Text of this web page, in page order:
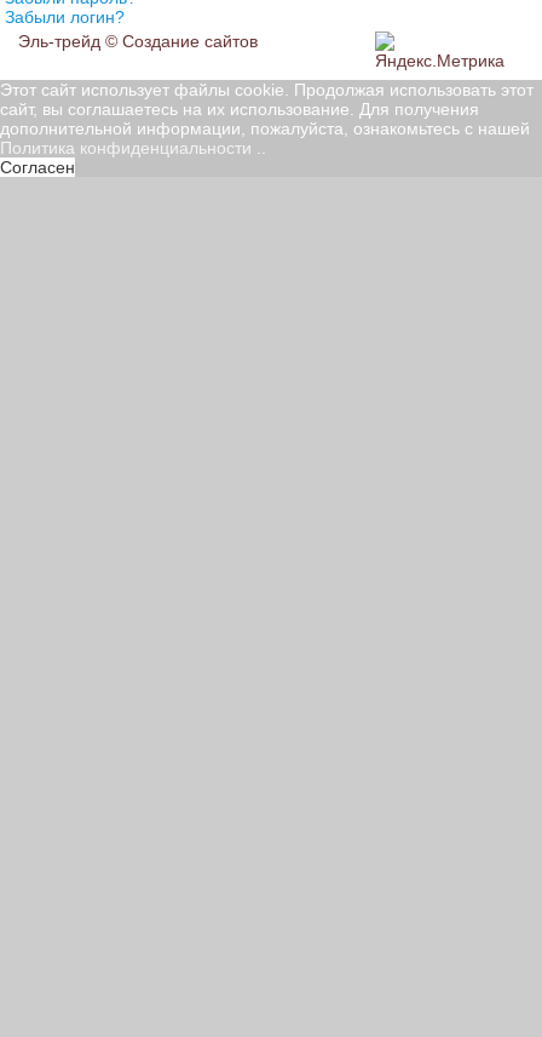
Забыли логин?
Эль-трейд © Создание сайтов
Этот сайт использует файлы cookie. Продолжая использовать этот
сайт, вы соглашаетесь на их использование. Для получения
дополнительной информации, пожалуйста, ознакомьтесь с нашей
Политика конфиденциальности
Согласен